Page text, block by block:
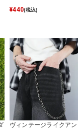
¥440(税込)
ヴィンテージライクアン